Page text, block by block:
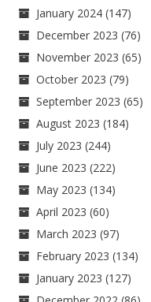
January 2024 (147)
December 2023 (76)
November 2023 (65)
October 2023 (79)
September 2023 (65)
August 2023 (184)
July 2023 (244)
June 2023 (222)
May 2023 (134)
April 2023 (60)
March 2023 (97)
February 2023 (134)
January 2023 (127)